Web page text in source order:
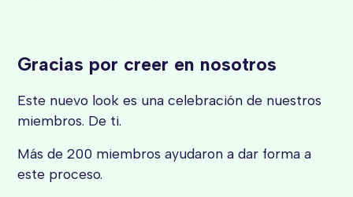
Gracias por creer en nosotros
Este nuevo look es una celebración de nuestros
miembros. De ti.
Más de 200 miembros ayudaron a dar forma a
este proceso.